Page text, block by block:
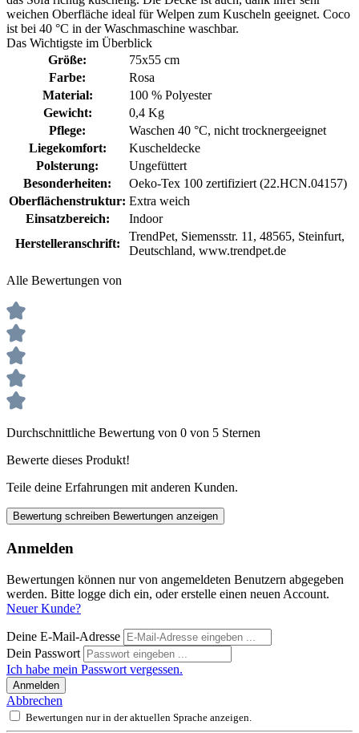
weichen Oberfläche ideal für Welpen zum Kuscheln geeignet. Coco
ist bei 40 °C in der Waschmaschine waschbar.
Das Wichtigste im Überblick
Größe:
75x55 cm
Farbe:
Rosa
Material:
100 % Polyester
Gewicht:
0,4 Kg
Pflege:
Waschen 40 °C, nicht trocknergeeignet
Liegekomfort:
Kuscheldecke
Polsterung:
Ungefüttert
Besonderheiten:
Oeko-Tex 100 zertifiziert (22.HCN.04157)
Oberflächenstruktur: Extra weich
Einsatzbereich:
Indoor
Herstelleranschrift:
TrendPet, Siemensstr. 11, 48565, Steinfurt,
Deutschland, www.trendpet.de
Alle Bewertungen von
Durchschnittliche Bewertung von 0 von 5 Sternen
Bewerte dieses Produkt!
Teile deine Erfahrungen mit anderen Kunden.
Bewertung schreiben Bewertungen anzeigen
Anmelden
Bewertungen können nur von angemeldeten Benutzern abgegeben
werden. Bitte logge dich ein, oder erstelle einen neuen Account.
Neuer Kunde?
Deine E-Mail-Adresse
Dein Passwort
Ich habe mein Passwort vergessen.
Anmelden
Abbrechen
Bewertungen nur in der aktuellen Sprache anzeigen.